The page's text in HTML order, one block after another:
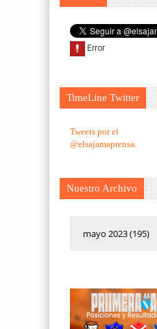
TimeLine Twitter
Tweets por el
@elsajamaprensa.
Nuestro Archivo